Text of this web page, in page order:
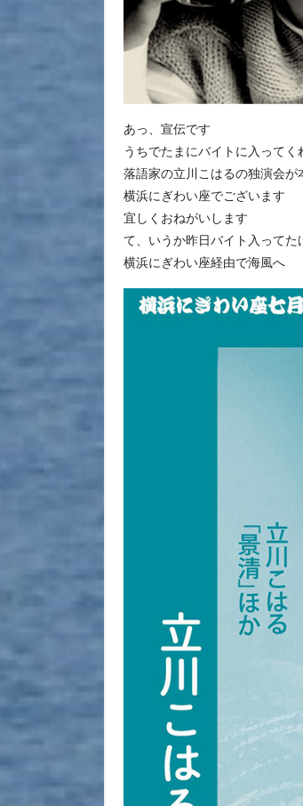
あっ、宣伝です
うちでたまにバイトに入ってく
落語家の立川こはるの独演会が
横浜にぎわい座でございます
宜しくおねがいします
て、いうか昨日バイト入ってた
横浜にぎわい座経由で海風へ